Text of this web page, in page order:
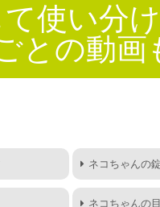
使い分
との動
ネコちゃんの
ネコちゃんの